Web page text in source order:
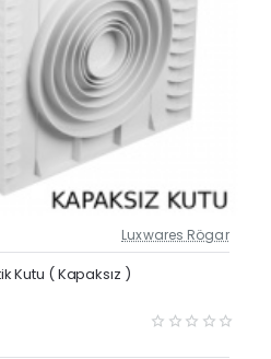
Güncel Fiyat
Luxwares Rögar
Kutu ( Kapaksız )